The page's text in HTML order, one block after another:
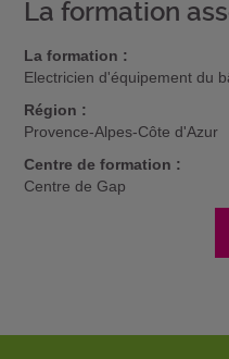
La formation
La formation :
Electricien d'équipement du
Région :
Provence-Alpes-Côte d'Azur
Centre de formation :
Centre de Gap